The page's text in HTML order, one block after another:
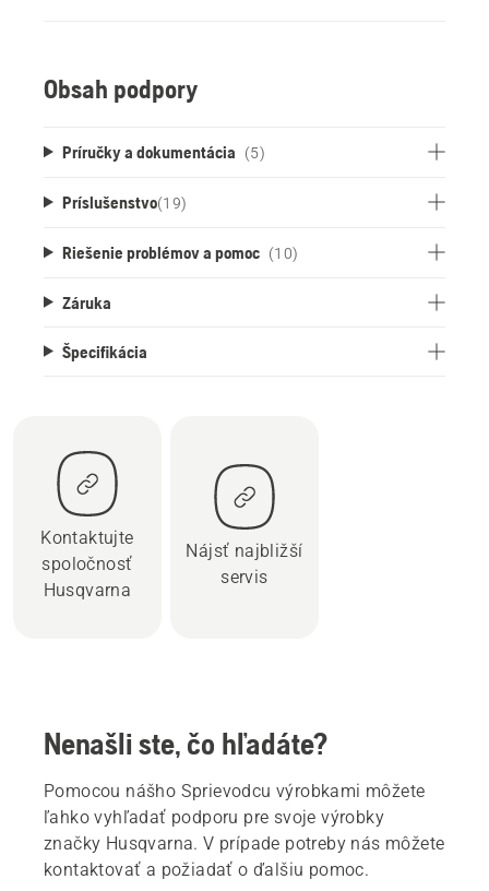
Obsah podpory
Príručky a dokumentácia (5)
Príslušenstvo(19)
Riešenie problémov a pomoc (10)
Záruka
Špecifikácia
Kontaktujte
spoločnosť
Husqvarna
Nájsť najbližší
servis
Nenašli ste, čo hľadáte?
Pomocou nášho Sprievodcu výrobkami môžete
ľahko vyhľadať podporu pre svoje výrobky
značky Husqvarna. V prípade potreby nás môžete
kontaktovať a požiadať o ďalšiu pomoc.